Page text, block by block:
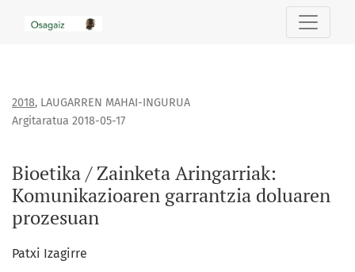
Bioetika / Zainketa Aringarriak: Komunikazioaren
2018, LAUGARREN MAHAI-INGURUA
Bioetika / Zainketa Aringarriak:
Komunikazioaren garrantzia doluaren
prozesuan
Argitaratua 2018-05-17
Patxi Izagirre